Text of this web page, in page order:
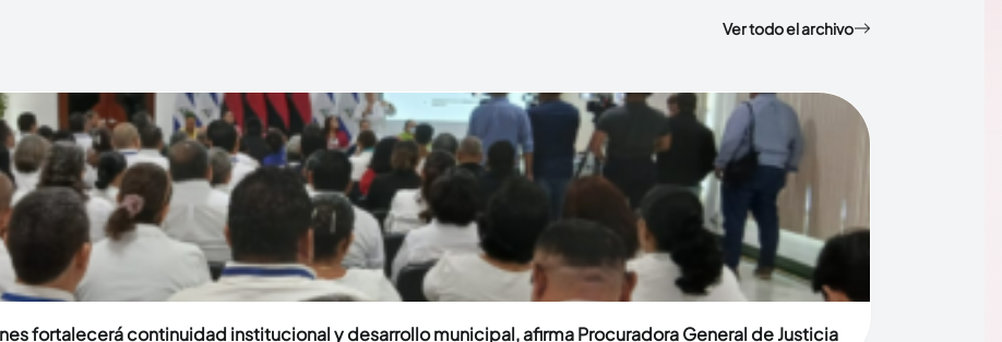
Ver todo el archivo
fortalecerá continuidad institucional y desarrollo municipal, afirma Procuradora General de Justicia